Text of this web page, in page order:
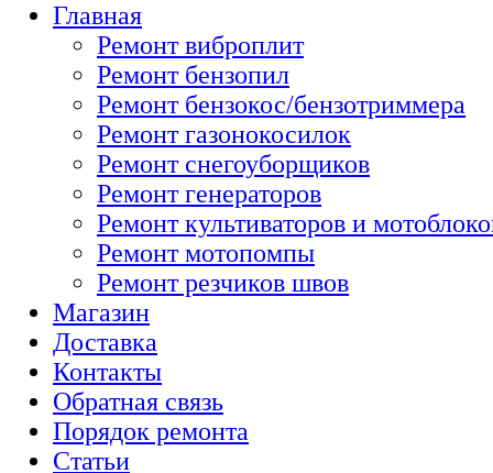
Главная
Ремонт виброплит
Ремонт бензопил
Ремонт бензокос/бензотриммера
Ремонт газонокосилок
Ремонт снегоуборщиков
Ремонт генераторов
Ремонт культиваторов и
Ремонт мотопомпы
Ремонт резчиков швов
Магазин
Доставка
Контакты
Обратная связь
Порядок ремонта
Статьи